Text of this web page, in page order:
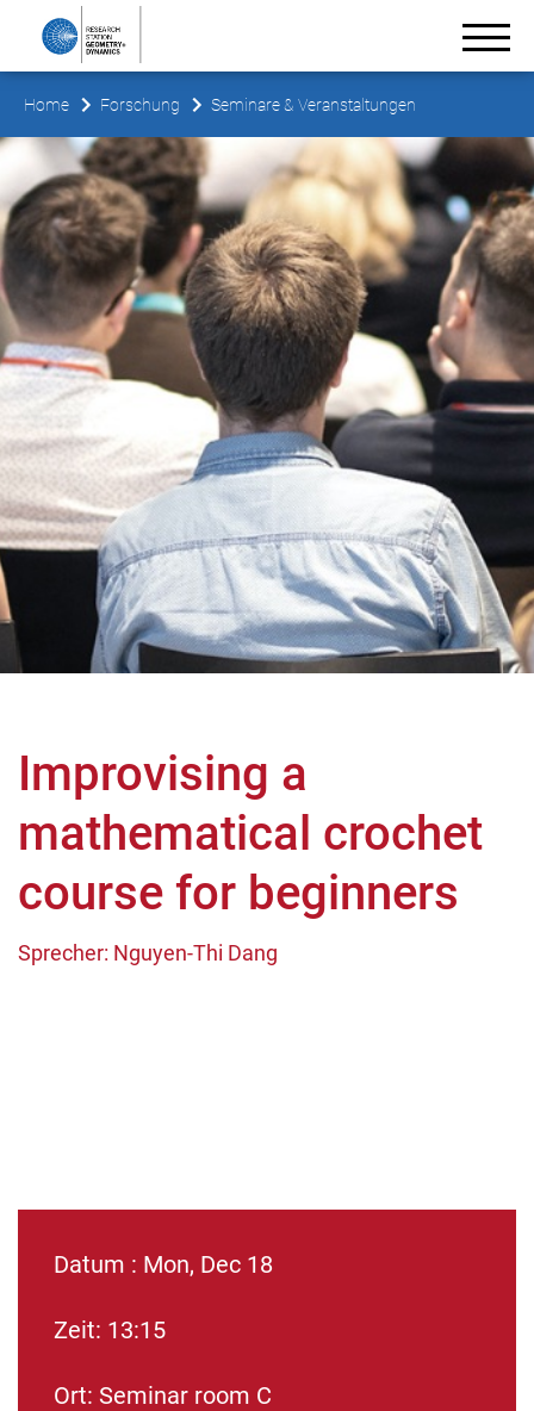
Home Forschung Seminare & Veranstaltungen
Improvising a
mathematical crochet
course for beginners
Sprecher: Nguyen-Thi Dang
Datum : Mon, Dec 18
Zeit: 13:15
Ort: Seminar room C